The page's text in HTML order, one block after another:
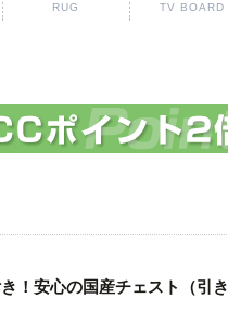
RUG TV BOARD
！安心の国産チェスト（引